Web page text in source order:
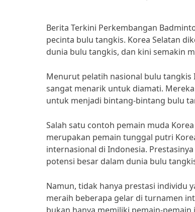
Berita Terkini Perkembangan
pecinta bulu tangkis. Korea Selatan
dunia bulu tangkis, dan kini semakin
Menurut pelatih nasional bulu tangkis
sangat menarik untuk diamati.
untuk menjadi bintang-bintang bulu
Salah satu contoh pemain muda
merupakan pemain tunggal putri
internasional di Indonesia.
potensi besar dalam dunia bulu
Namun, tidak hanya prestasi individu
meraih beberapa gelar di turnamen